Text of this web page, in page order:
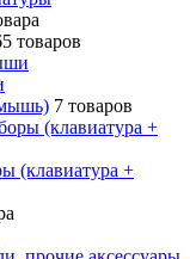
товаров
7 товаров
(клавиатура +
(клавиатура +